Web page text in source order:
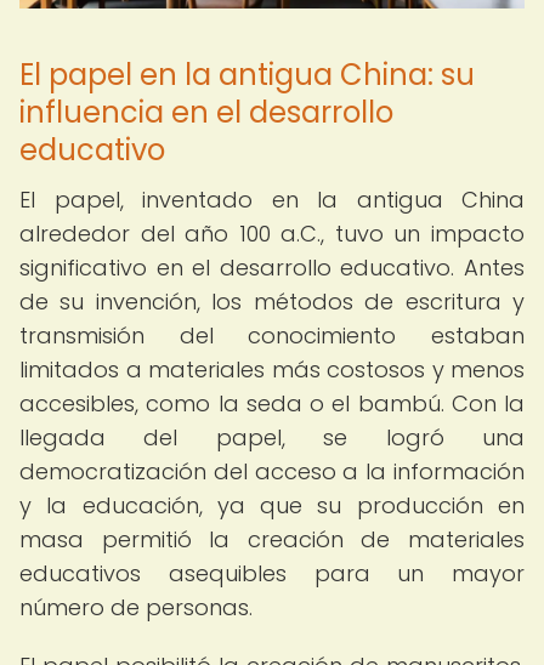
El papel en la antigua China: su
influencia en el desarrollo
educativo
El papel, inventado en la antigua China
alrededor del año 100 a.C., tuvo un impacto
significativo en el desarrollo educativo. Antes
de su invención, los métodos de escritura y
transmisión del conocimiento estaban
limitados a materiales más costosos y menos
accesibles, como la seda o el bambú. Con la
llegada del papel, se logró una
democratización del acceso a la información
y la educación, ya que su producción en
masa permitió la creación de materiales
educativos asequibles para un mayor
número de personas.